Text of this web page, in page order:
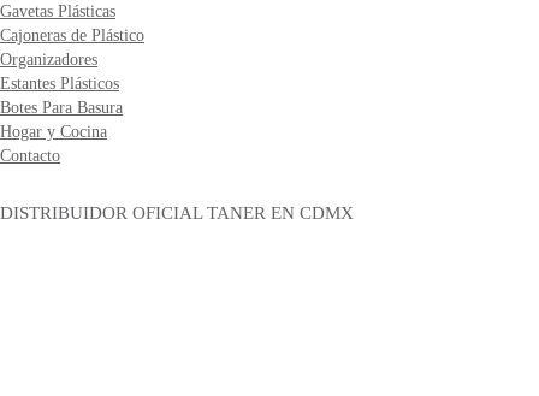
Gavetas Plásticas
Cajoneras de Plástico
Organizadores
Estantes Plásticos
Botes Para Basura
Hogar y Cocina
Contacto
DISTRIBUIDOR OFICIAL TANER EN CDMX